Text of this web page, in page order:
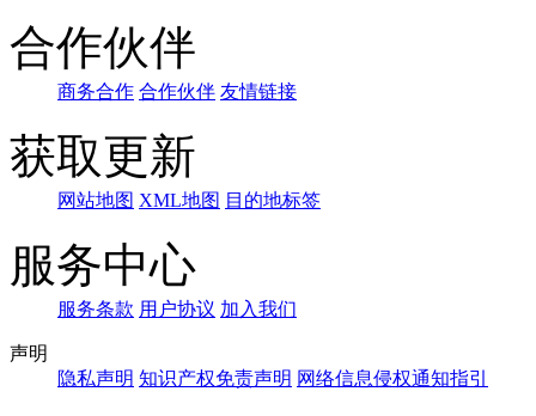
合作伙伴
商务合作 合作伙伴 友情链接
获取更新
网站地图 XML地图 目的地标签
服务中心
服务条款 用户协议 加入我们
声明
隐私声明 知识产权免责声明 网络信息侵权通知指引